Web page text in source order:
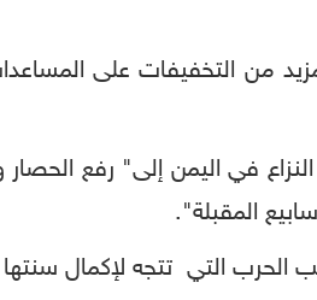
من التخفيفات على
النزاع في اليمن إلى" رفع الحصار
المقبلة".
الحرب التي تتجه لإكمال سنتها